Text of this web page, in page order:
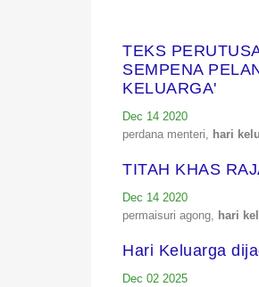
TEKS
SEMPENA
KELUARGA'
Dec 14 2020
perdana menteri, hari
TITAH KHAS
Dec 14 2020
permaisuri agong, hari
Hari Keluarga
Dec 02 2025